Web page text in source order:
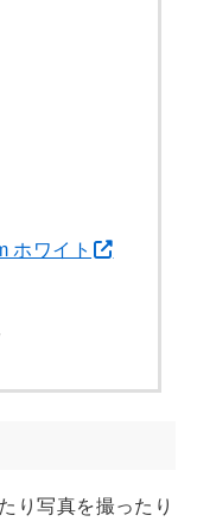
ホワイト
り写真を撮ったり